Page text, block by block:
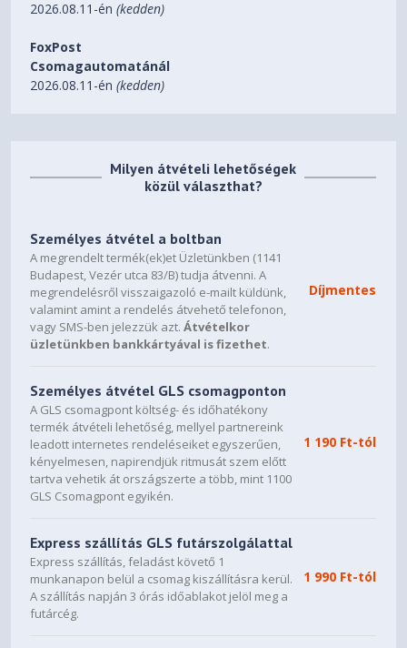
2026.08.11-én(kedden)
FoxPost
Csomagautomatánál
2026.08.11-én(kedden)
Milyen átvételi lehetőségek
közül választhat?
Személyes átvétel a boltban
A megrendelt termék(ek)et Üzletünkben (1141
Budapest, Vezér utca 83/B) tudja átvenni. A
megrendelésről visszaigazoló e-mailt küldünk,
valamint amint a rendelés átvehető telefonon,
vagy SMS-ben jelezzük azt.Átvételkor
üzletünkben bankkártyával is fizethet.
Díjmentes
Személyes átvétel GLS csomagponton
A GLS csomagpont költség- és időhatékony
termék átvételi lehetőség, mellyel partnereink
leadott internetes rendeléseiket egyszerűen,
kényelmesen, napirendjük ritmusát szem előtt
tartva vehetik át országszerte a több, mint 1100
GLS Csomagpont egyikén.
1 190 Ft-tól
Express szállítás GLS futárszolgálattal
Express szállítás, feladást követő 1
munkanapon belül a csomag kiszállításra kerül.
A szállítás napján 3 órás időablakot jelöl meg a
futárcég.
1 990 Ft-tól